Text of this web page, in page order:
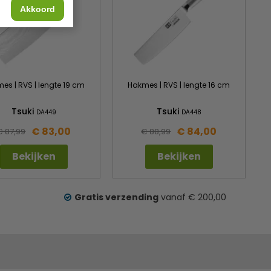
Akkoord
| RVS | lengte 19 cm
Tsuki DA449
87,99 € 83,00
Bekijken
Hakmes | RVS | lengte 16 cm
Tsuki DA448
€ 88,99 € 84,00
Bekijken
Gratis verzendingvanaf € 200,00